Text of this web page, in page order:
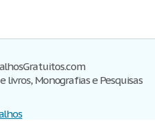
livros, Monografias e Pesquisas